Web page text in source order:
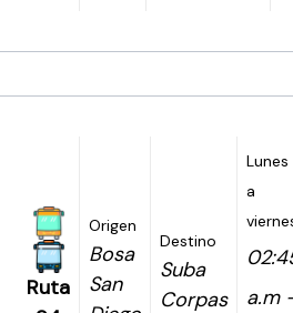
Ruta
Origen
Bosa
San
Destino
Suba
Corpas
Lunes
a
a.m